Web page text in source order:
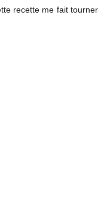
recette me fait tourner